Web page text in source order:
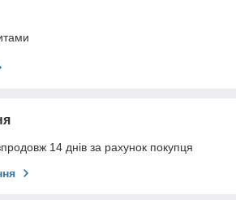
14 днів за рахунок покупця